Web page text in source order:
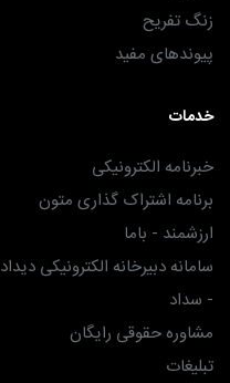
زنگ تفریح
پیوندهای مفید
خدمات
خبرنامه الکترونیکی
برنامه اشتراک گذاری متون
ارزشمند - باما
سامانه دبیرخانه الکترونیکی دیداد
- سداد
مشاوره حقوقی رایگان
تبلیغات